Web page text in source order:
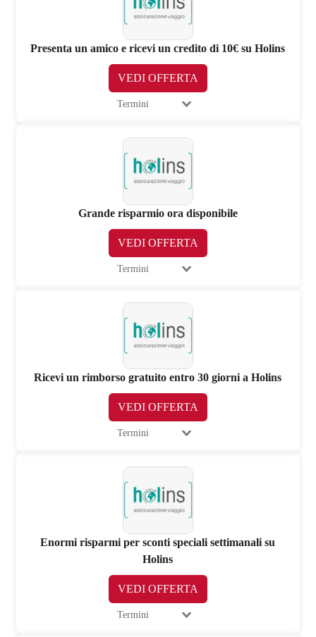
Presenta un amico e ricevi un credito di 10€ su Holins
VEDI OFFERTA
Termini
Grande risparmio ora disponibile
VEDI OFFERTA
Termini
Ricevi un rimborso gratuito entro 30 giorni a Holins
VEDI OFFERTA
Termini
Enormi risparmi per sconti speciali settimanali su
Holins
VEDI OFFERTA
Termini